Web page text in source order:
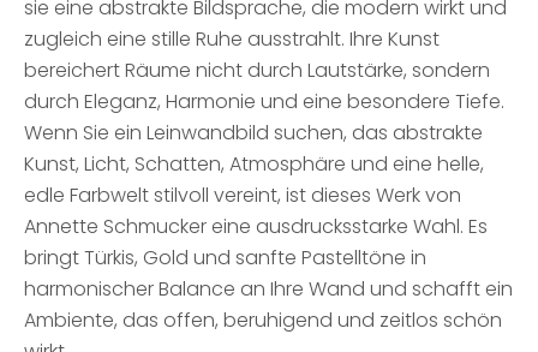
sie eine abstrakte Bildsprache, die modern wirkt und
zugleich eine stille Ruhe ausstrahlt. Ihre Kunst
bereichert Räume nicht durch Lautstärke, sondern
durch Eleganz, Harmonie und eine besondere Tiefe.
Wenn Sie ein Leinwandbild suchen, das abstrakte
Kunst, Licht, Schatten, Atmosphäre und eine helle,
edle Farbwelt stilvoll vereint, ist dieses Werk von
Annette Schmucker eine ausdrucksstarke Wahl. Es
bringt Türkis, Gold und sanfte Pastelltöne in
harmonischer Balance an Ihre Wand und schafft ein
Ambiente, das offen, beruhigend und zeitlos schön